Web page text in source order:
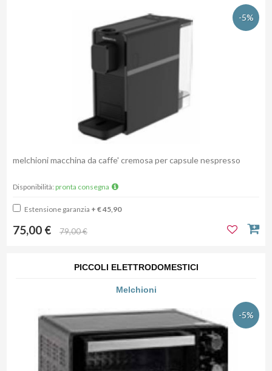
-5%
melchioni macchina da caffe' cremosa per capsule nespresso
Disponibilità: pronta consegna
Estensione garanzia + € 45,90
75,00 € 79,00 €
PICCOLI ELETTRODOMESTICI
Melchioni
-5%